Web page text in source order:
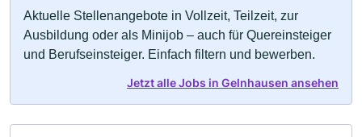
Aktuelle Stellenangebote in Vollzeit, Teilzeit, zur
Ausbildung oder als Minijob – auch für Quereinsteiger
und Berufseinsteiger. Einfach filtern und bewerben.
Jetzt alle Jobs in Gelnhausen ansehen